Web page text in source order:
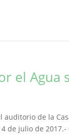
el
de la
de julio de